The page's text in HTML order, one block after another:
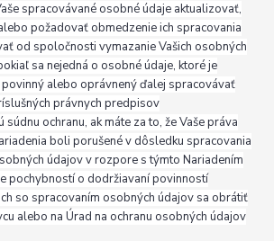
spracovávané osobné údaje aktualizovať,
požadovať obmedzenie ich spracovania
od spoločnosti vymazanie Vašich osobných
sa nejedná o osobné údaje, ktoré je
alebo oprávnený ďalej spracovávať
právnych predpisov
súdnu ochranu, ak máte za to, že Vaše práva
boli porušené v dôsledku spracovania
údajov v rozpore s týmto Nariadením
pochybností o dodržiavaní povinností
so spracovaním osobných údajov sa obrátiť
alebo na Úrad na ochranu osobných údajov